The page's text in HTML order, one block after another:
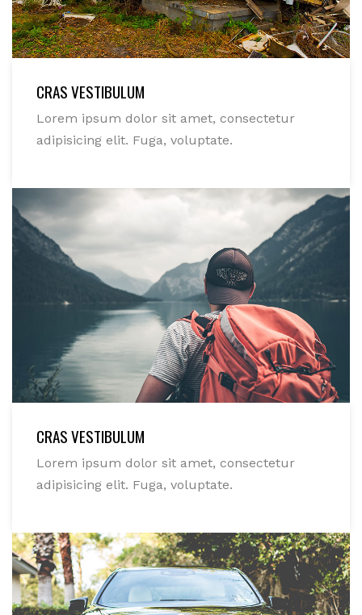
CRAS VESTIBULUM
Lorem ipsum dolor sit amet, consectetur
adipisicing elit. Fuga, voluptate.
CRAS VESTIBULUM
Lorem ipsum dolor sit amet, consectetur
adipisicing elit. Fuga, voluptate.